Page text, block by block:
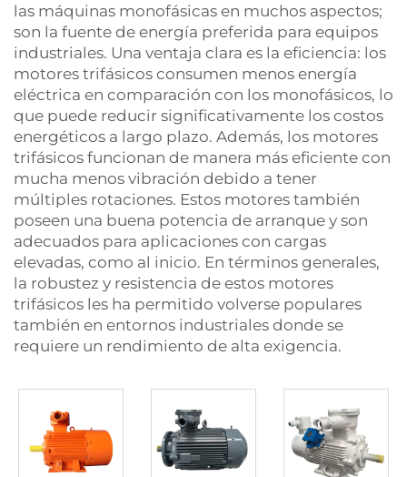
las máquinas monofásicas en muchos aspectos;
son la fuente de energía preferida para equipos
industriales. Una ventaja clara es la eficiencia: los
motores trifásicos consumen menos energía
eléctrica en comparación con los monofásicos, lo
que puede reducir significativamente los costos
energéticos a largo plazo. Además, los motores
trifásicos funcionan de manera más eficiente con
mucha menos vibración debido a tener
múltiples rotaciones. Estos motores también
poseen una buena potencia de arranque y son
adecuados para aplicaciones con cargas
elevadas, como al inicio. En términos generales,
la robustez y resistencia de estos motores
trifásicos les ha permitido volverse populares
también en entornos industriales donde se
requiere un rendimiento de alta exigencia.